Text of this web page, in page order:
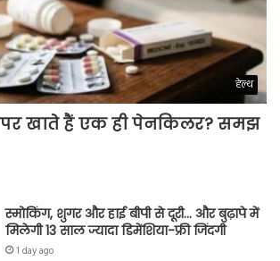
हेल्थ
पर खाते हैं एक ही पेनकिलर? समझ
स्मोकिंग, शुगर और हाई बीपी से दूरी… और बुढ़ापे में
मिलेगी 13 साल ज्यादा डिमेंशिया-फ्री जिंदगी
1 day ago